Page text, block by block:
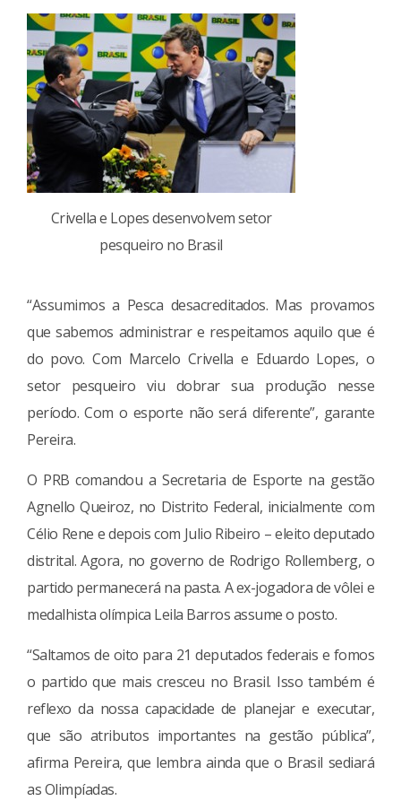
Crivella e Lopes desenvolvem setor
pesqueiro no Brasil
“Assumimos a Pesca desacreditados. Mas provamos
que sabemos administrar e respeitamos aquilo que é
do povo. Com Marcelo Crivella e Eduardo Lopes, o
setor pesqueiro viu dobrar sua produção nesse
período. Com o esporte não será diferente”, garante
Pereira.
O PRB comandou a Secretaria de Esporte na gestão
Agnello Queiroz, no Distrito Federal, inicialmente com
Célio Rene e depois com Julio Ribeiro – eleito deputado
distrital. Agora, no governo de Rodrigo Rollemberg, o
partido permanecerá na pasta. A ex-jogadora de vôlei e
medalhista olímpica Leila Barros assume o posto.
“Saltamos de oito para 21 deputados federais e fomos
o partido que mais cresceu no Brasil. Isso também é
reflexo da nossa capacidade de planejar e executar,
que são atributos importantes na gestão pública”,
afirma Pereira, que lembra ainda que o Brasil sediará
as Olimpíadas.